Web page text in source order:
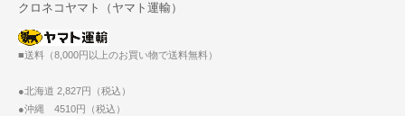
クロネコヤマト（ヤマト運輸）
■送料（8,000円以上のお買い物で送料無料）
●北海道 2,827円（税込）
●沖縄 4510円（税込）